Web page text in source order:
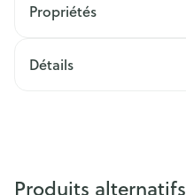
Propriétés
Détails
Produits alternatifs